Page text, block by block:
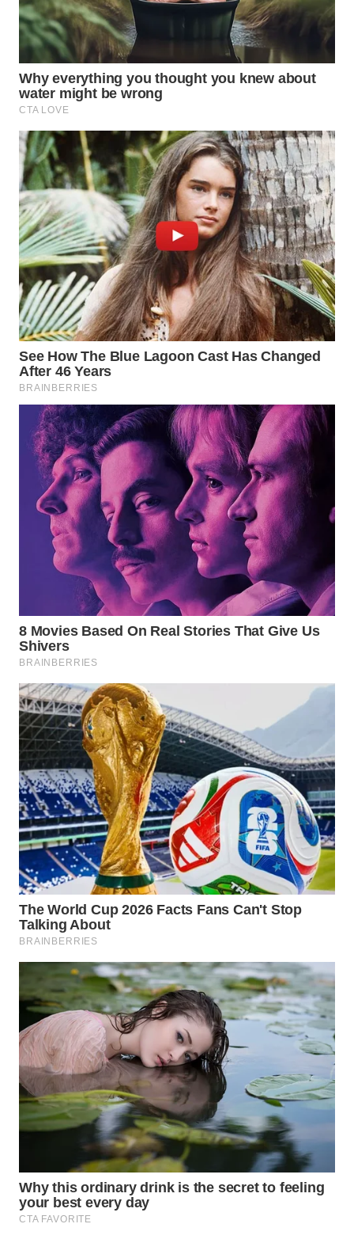
WN
INDRAMAYU
WN
KUNINGAN
WN
MAJALENGKA
WN
SUBANG
WN
SUKABUMI
WN
PURWAKARTA
WN
PRIANGAN
WN
SEMARANG
WN
SOLO
WN
BOROBUDUR
WN
MADURA
SURABAYA
WN
NATUNA
WN
BINTAN
WN
MANDALIKA
WN
LIKUPANG
WN
LABUANBAJO
WN
BORNEO
Wahana
Media
Group
WAHANA
TANI